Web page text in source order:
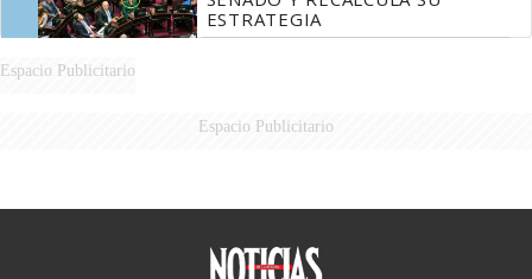
ESTRATEGIA
Espacio Publicitario
Espacio Publicitario